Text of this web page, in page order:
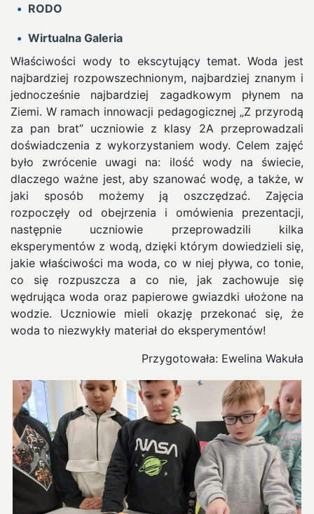
RODO
Wirtualna Galeria
Właściwości wody to ekscytujący temat. Woda jest
najbardziej rozpowszechnionym, najbardziej znanym i
jednocześnie najbardziej zagadkowym płynem na
Ziemi. W ramach innowacji pedagogicznej „Z przyrodą
za pan brat” uczniowie z klasy 2A przeprowadzali
doświadczenia z wykorzystaniem wody. Celem zajęć
było zwrócenie uwagi na: ilość wody na świecie,
dlaczego ważne jest, aby szanować wodę, a także, w
jaki sposób możemy ją oszczędzać. Zajęcia
rozpoczęły od obejrzenia i omówienia prezentacji,
następnie uczniowie przeprowadzili kilka
eksperymentów z wodą, dzięki którym dowiedzieli się,
jakie właściwości ma woda, co w niej pływa, co tonie,
co się rozpuszcza a co nie, jak zachowuje się
wędrująca woda oraz papierowe gwiazdki ułożone na
wodzie. Uczniowie mieli okazję przekonać się, że
woda to niezwykły materiał do eksperymentów!
Przygotowała: Ewelina Wakuła